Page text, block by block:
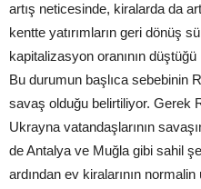
artış neticesinde, kiralarda da
kentte yatırımların geri dönüş
kapitalizasyon oranının
Bu durumun başlıca sebebinin
savaş olduğu belirtiliyor. Gerek
Ukrayna vatandaşlarının
de Antalya ve Muğla gibi sahil
ardından ev kiralarının normalin